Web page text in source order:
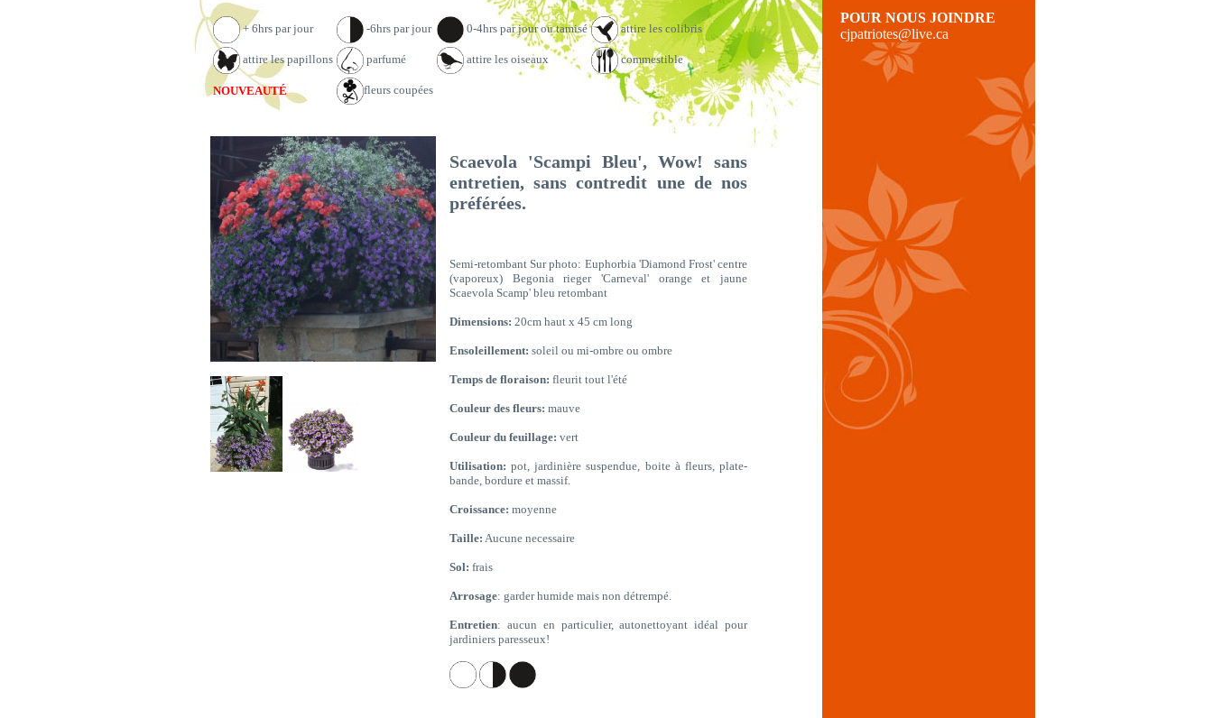
+ 6hrs par jour -6hrs par jour 0-4hrs par jour ou tamisé attire les colibris
attire les papillons parfumé attire les oiseaux commestible
NOUVEAUTÉ fleurs coupées
Scaevola 'Scampi Bleu', Wow! sans
entretien, sans contredit une de nos
préférées.
Semi-retombant Sur photo: Euphorbia 'Diamond Frost' centre
(vaporeux) Begonia rieger 'Carneval' orange et jaune
Scaevola Scamp' bleu retombant
Dimensions: 20cm haut x 45 cm long
Ensoleillement: soleil ou mi-ombre ou ombre
Temps de floraison: fleurit tout l'été
Couleur des fleurs: mauve
Couleur du feuillage: vert
Utilisation: pot, jardinière suspendue, boite à fleurs, plate-
bande, bordure et massif.
Croissance: moyenne
Taille: Aucune necessaire
Sol: frais
Arrosage: garder humide mais non détrempé.
Entretien: aucun en particulier, autonettoyant idéal pour
jardiniers paresseux!
POUR NOUS JOINDRE
cjpatriotes@live.ca